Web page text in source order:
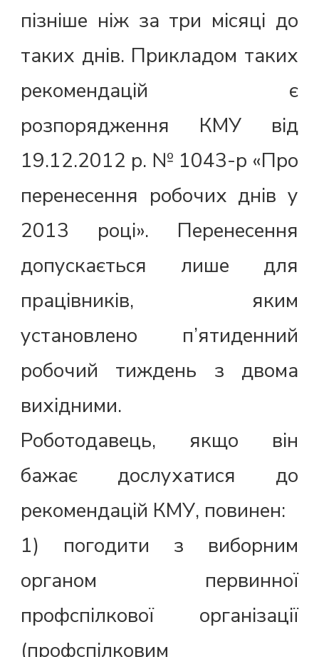
пізніше ніж за три місяці до
таких днів. Прикладом таких
рекомендацій є
розпорядження КМУ від
19.12.2012 р. № 1043-р «Про
перенесення робочих днів у
2013 році». Перенесення
допускається лише для
працівників, яким
установлено п’ятиденний
робочий тиждень з двома
вихідними.
Роботодавець, якщо він
бажає дослухатися до
рекомендацій КМУ, повинен:
1) погодити з виборним
органом первинної
профспілкової організації
(профспілковим